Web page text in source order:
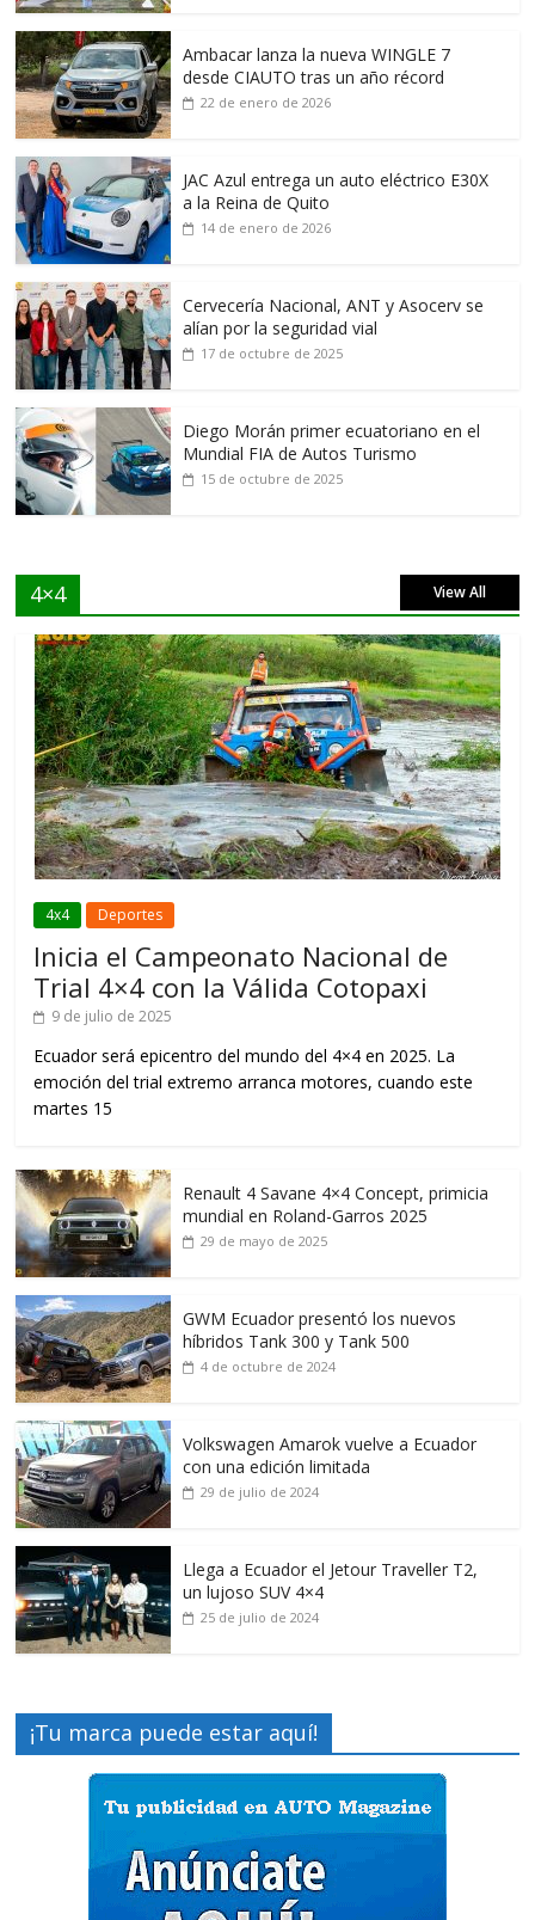
Ambacar lanza la nueva WINGLE 7
desde CIAUTO tras un año récord
22 de enero de 2026
JAC Azul entrega un auto eléctrico E30X
a la Reina de Quito
14 de enero de 2026
Cervecería Nacional, ANT y Asocerv se
alían por la seguridad vial
17 de octubre de 2025
Diego Morán primer ecuatoriano en el
Mundial FIA de Autos Turismo
15 de octubre de 2025
4×4 View All
4x4 Deportes
Inicia el Campeonato Nacional de
Trial 4×4 con la Válida Cotopaxi
9 de julio de 2025
Ecuador será epicentro del mundo del 4×4 en 2025. La
emoción del trial extremo arranca motores, cuando este
martes 15
Renault 4 Savane 4×4 Concept, primicia
mundial en Roland-Garros 2025
29 de mayo de 2025
GWM Ecuador presentó los nuevos
híbridos Tank 300 y Tank 500
4 de octubre de 2024
Volkswagen Amarok vuelve a Ecuador
con una edición limitada
29 de julio de 2024
Llega a Ecuador el Jetour Traveller T2,
un lujoso SUV 4×4
25 de julio de 2024
¡Tu marca puede estar aquí!